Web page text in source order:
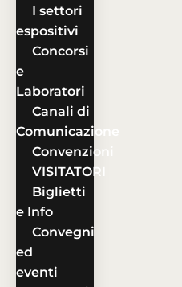
I settori
espositivi
Concorsi
e
Laboratori
Canali di
Comunicazione
Convenzioni
VISITATORI
Biglietti
e Info
Convegni
ed
eventi